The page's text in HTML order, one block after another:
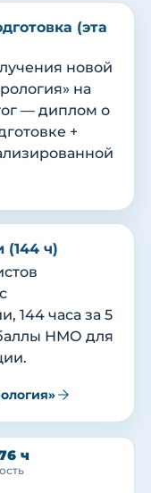
(эта
новой
на
— диплом о
+
ч)
144 часа за 5
НМО для
ч